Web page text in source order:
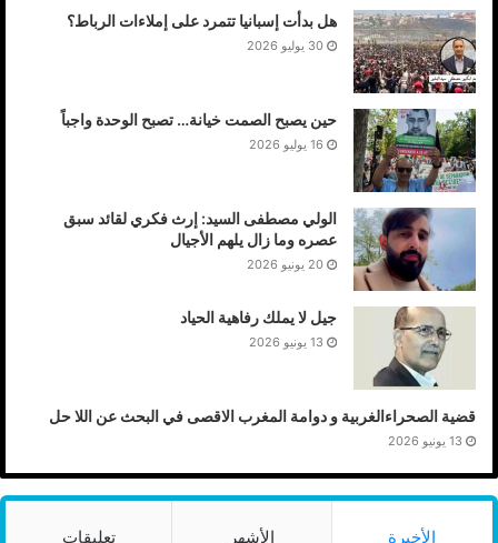
هل بدأت إسبانيا تتمرد على إملاءات الرباط؟
30 يوليو 2026
حين يصبح الصمت خيانة… تصبح الوحدة واجباً
16 يوليو 2026
الولي مصطفى السيد: إرث فكري لقائد سبق
عصره وما زال يلهم الأجيال
20 يونيو 2026
جيل لا يملك رفاهية الحياد
13 يونيو 2026
قضية الصحراءالغربية و دوامة المغرب الاقصى في البحث عن اللا حل
13 يونيو 2026
الأخيرة الأشهر تعليقات